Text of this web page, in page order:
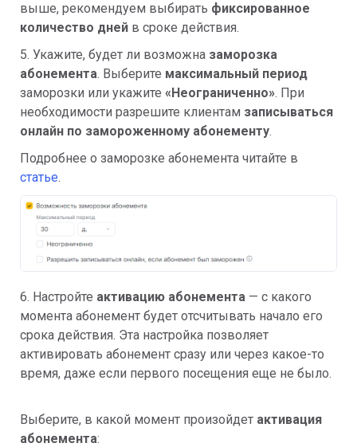
выше, рекомендуем выбирать фиксированное
количество дней в сроке действия.
5. Укажите, будет ли возможна заморозка
абонемента. Выберите максимальный период
заморозки или укажите «Неограниченно». При
необходимости разрешите клиентам записываться
онлайн по замороженному абонементу.
Подробнее о заморозке абонемента читайте в
статье.
6. Настройте активацию абонемента — с какого
момента абонемент будет отсчитывать начало его
срока действия. Эта настройка позволяет
активировать абонемент сразу или через какое-то
время, даже если первого посещения еще не было.
Выберите, в какой момент произойдет активация
абонемента: